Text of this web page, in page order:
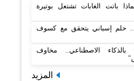
باتت الغابات تشتعل بوتيرة
حلم إسباني يتحقق مع كسوف
بالذكاء الاصطناعي.. مخاوف
المزيد